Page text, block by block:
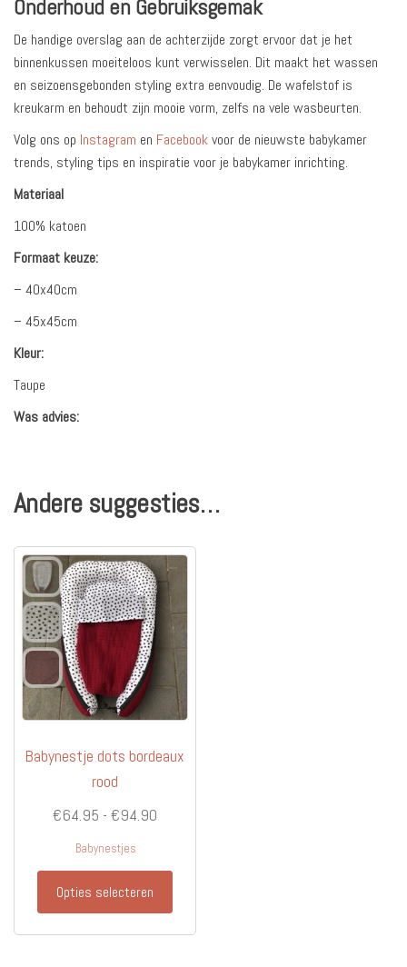
Onderhoud en Gebruiksgemak
De handige overslag aan de achterzijde zorgt ervoor dat je het
binnenkussen moeiteloos kunt verwisselen. Dit maakt het wassen
en seizoensgebonden styling extra eenvoudig. De wafelstof is
kreukarm en behoudt zijn mooie vorm, zelfs na vele wasbeurten.
Volg ons op Instagram en Facebookvoor de nieuwste babykamer
trends, styling tips en inspiratie voor je babykamer inrichting.
Materiaal
100% katoen
Formaat keuze:
– 40x40cm
– 45x45cm
Kleur:
Taupe
Was advies:
Andere suggesties…
Babynestje dots bordeaux
rood
€64.95 - €94.90Prijsklasse:
Babynestjes
Opties selecteren
Dit